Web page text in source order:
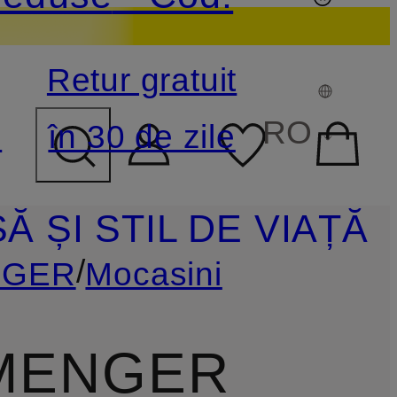
DE CĂUTARE
Retur gratuit
în 30 de zile
RO
ȘI STIL DE VIAȚĂ
/Mocasini